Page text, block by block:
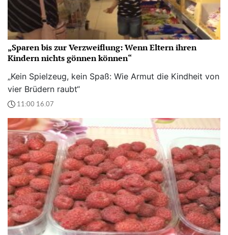
„Sparen bis zur Verzweiflung: Wenn Eltern ihren
Kindern nichts gönnen können“
„Kein Spielzeug, kein Spaß: Wie Armut die Kindheit von
vier Brüdern raubt“
11:00 16.07